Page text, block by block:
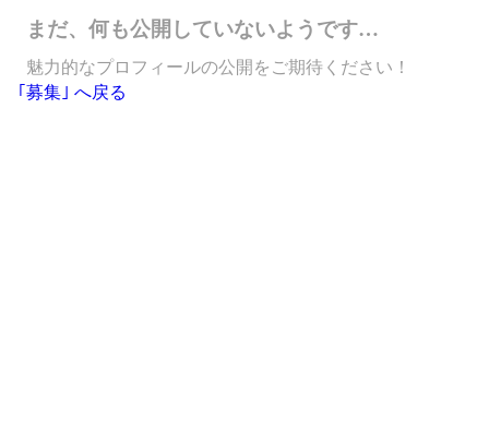
まだ、何も公開していないようです…
魅力的なプロフィールの公開をご期待ください！
｢募集｣ へ戻る